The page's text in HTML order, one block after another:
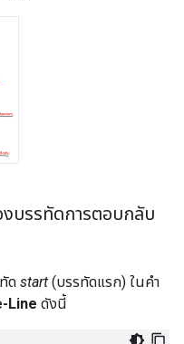
งบรรทัดการตอบกลับ
ด start (บรรทัดแรก) ในคำ
Line ดังนี้